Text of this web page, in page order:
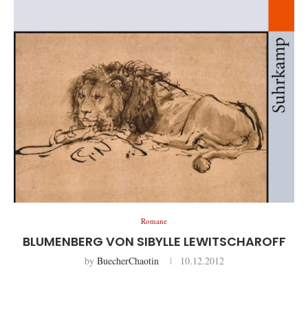
Romane
BLUMENBERG VON SIBYLLE LEWITSCHAROFF
by BuecherChaotin 10.12.2012